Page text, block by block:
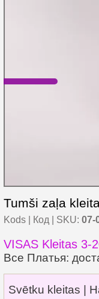
Tumši zaļa
Kods | Код | SKU: 07-
VISAS Kleitas 3-
Все Платья:
Svētku kleitas |